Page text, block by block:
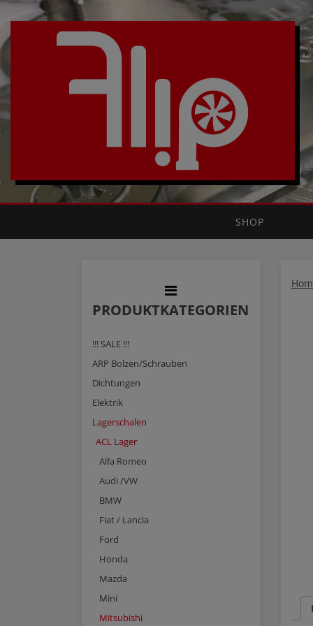
SHOP
PRODUKTKATEGORIEN
!!! SALE !!!
ARP Bolzen/Schrauben
Dichtungen
Elektrik
Lagerschalen
ACL Lager
Alfa Romeo
Audi /VW
BMW
Fiat / Lancia
Ford
Honda
Mazda
Mini
Mitsubishi